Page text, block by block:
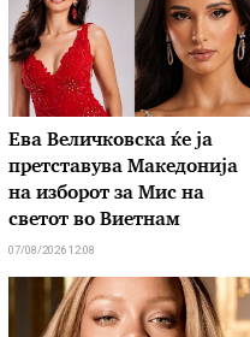
Ева Величковска ќе ја
претставува Македонија
на изборот за Мис на
светот во Виетнам
07/08/2026 12:08